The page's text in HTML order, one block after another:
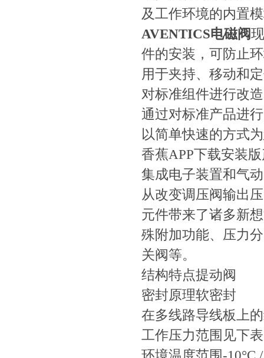
及工作环境的内置
AVENTICS电磁阀
件的安装，可防
用于夹持、移动
对标准组件进行改造
通过对标准产品进行改
以简单快速的方式为
香蕉APP下载安装
集成电子装置和气
从改变调压阀输出
元件带来了诸多新想
殊附加功能、压力
关阀等。
结构特点提动阀
密封原理软密封
在多线路导线板上
工作压力范围见下表